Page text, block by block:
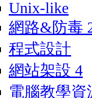
Unix-like
網路&防毒
程式設計
網站架設 4
電腦教學資